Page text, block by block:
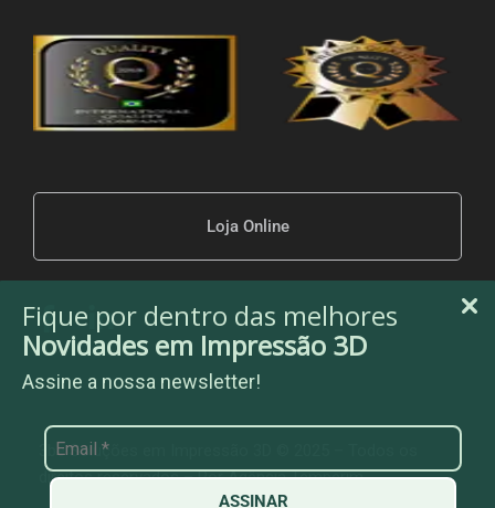
Fique por dentro das melhores
Novidades em Impressão 3D
Assine a nossa newsletter!
ASSINAR
Loja Online
3be Soluções em Impressão 3D © 2025 – Todos os
direitos reservados – PorAgência Temperim